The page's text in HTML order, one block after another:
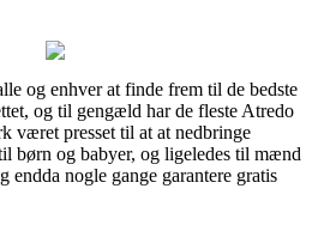
og enhver at finde frem til de bedste
og til gengæld har de fleste Atredo
været presset til at at nedbringe
børn og babyer, og ligeledes til mænd
endda nogle gange garantere gratis